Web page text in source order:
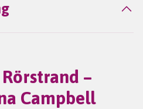
–
Campbell